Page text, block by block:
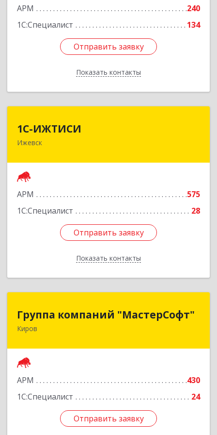
АРМ
240
1С:Специалист
134
Отправить заявку
Показать контакты
Отправить заявку
Назад
1С-ИЖТИСИ
Ижевск
АРМ
575
1С:Специалист
28
Отправить заявку
Показать контакты
426000, Удмуртская Респ, Ижевск г, им Вадима
Отправить заявку
Назад
Группа компаний "МастерСофт"
Киров
АРМ
430
1С:Специалист
24
Отправить заявку
Группа компаний "МастерСофт"
610017, Кировская обл, Киров г, Маклина ул,
Отправить заявку